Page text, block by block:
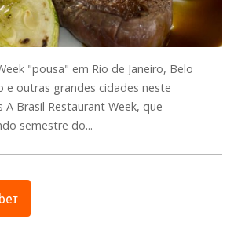
"pousa" em Rio de Janeiro, Belo
e outras grandes cidades neste
A Brasil Restaurant Week, que
semestre do...